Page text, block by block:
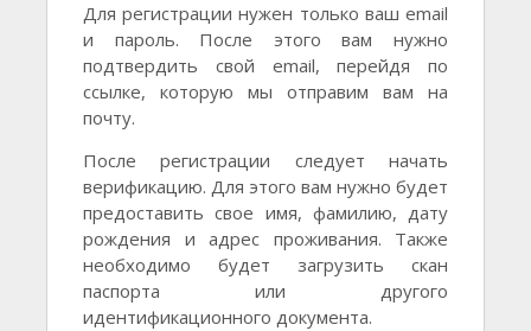
Для регистрации нужен только ваш email
и пароль. После этого вам нужно
подтвердить свой email, перейдя по
ссылке, которую мы отправим вам на
почту.
После регистрации следует начать
верификацию. Для этого вам нужно будет
предоставить свое имя, фамилию, дату
рождения и адрес проживания. Также
необходимо будет загрузить скан
паспорта или другого
идентификационного документа.